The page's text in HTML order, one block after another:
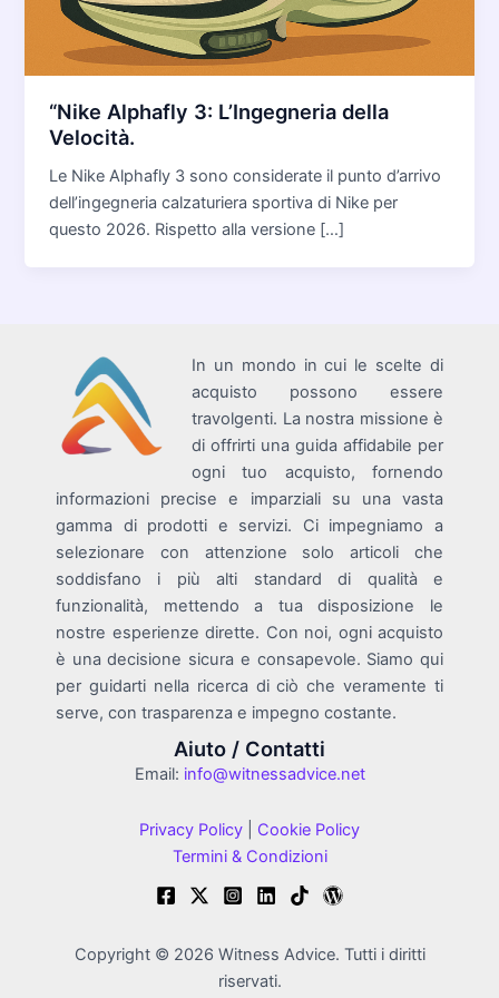
“Nike Alphafly 3: L’Ingegneria della
Velocità.
Le Nike Alphafly 3 sono considerate il punto d’arrivo
dell’ingegneria calzaturiera sportiva di Nike per
questo 2026. Rispetto alla versione […]
In un mondo in cui le scelte di
acquisto possono essere
travolgenti. La nostra missione è
di offrirti una guida affidabile per
ogni tuo acquisto, fornendo
informazioni precise e imparziali su una vasta
gamma di prodotti e servizi. Ci impegniamo a
selezionare con attenzione solo articoli che
soddisfano i più alti standard di qualità e
funzionalità, mettendo a tua disposizione le
nostre esperienze dirette. Con noi, ogni acquisto
è una decisione sicura e consapevole. Siamo qui
per guidarti nella ricerca di ciò che veramente ti
serve, con trasparenza e impegno costante.
Aiuto / Contatti
Email: info@witnessadvice.net
Privacy Policy
Cookie Policy
Termini & Condizioni
Copyright © 2026 Witness Advice. Tutti i diritti
riservati.